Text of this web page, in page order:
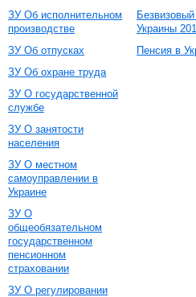
ЗУ Об исполнительном
производстве
ЗУ Об отпусках
ЗУ Об охране труда
ЗУ О государственной
службе
ЗУ О занятости
населения
ЗУ О местном
самоуправлении в
Украине
ЗУ О
общеобязательном
государственном
пенсионном
страховании
ЗУ О регулировании
Украины
Пенсия в